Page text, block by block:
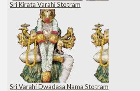
Sri Kirata Varahi Stotram
Sri Varahi Dwadasa Nama Stotram